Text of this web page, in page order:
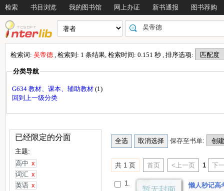
检索 书目浏览 我的图书馆 网上办证 新书通报 图书荐购
检索词: 吴帝德 , 检索到: 1 条结果, 检索时间: 0.151 秒 , 排序选项:
分类导航
G634 教材、课本、辅助教材 (1)
回到上一级分类
已经限定的分面
主题:
高中 x
词汇 x
英语 x
保存至书单:
共 1 页 首页 <上一页 1 下
1.
懒人秒记高